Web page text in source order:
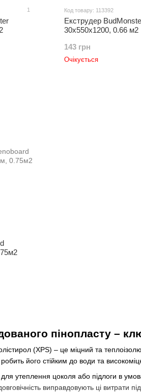
пінопласту –
(XPS) – це міцний та
його стійким до води та
утеплення цоколя або підлоги в
виправдовують ці витрати
1 Код товару: 113392
Екструдер
30х550х1200, 0.66 м2
143 грн
Очікується